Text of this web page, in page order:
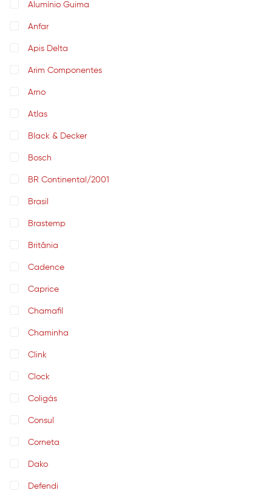
Alumínio Guima
Anfar
Apis Delta
Arim Componentes
Arno
Atlas
Black & Decker
Bosch
BR Continental/2001
Brasil
Brastemp
Britânia
Cadence
Caprice
Chamafil
Chaminha
Clink
Clock
Coligás
Consul
Corneta
Dako
Defendi